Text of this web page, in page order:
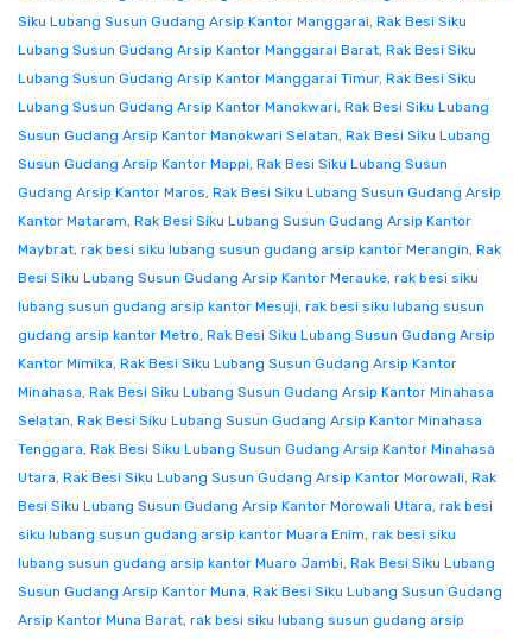
Siku Lubang Susun Gudang Arsip Kantor Manggarai, Rak Besi Siku
Lubang Susun Gudang Arsip Kantor Manggarai Barat, Rak Besi Siku
Lubang Susun Gudang Arsip Kantor Manggarai Timur, Rak Besi Siku
Lubang Susun Gudang Arsip Kantor Manokwari, Rak Besi Siku Lubang
Susun Gudang Arsip Kantor Manokwari Selatan, Rak Besi Siku Lubang
Susun Gudang Arsip Kantor Mappi, Rak Besi Siku Lubang Susun
Gudang Arsip Kantor Maros, Rak Besi Siku Lubang Susun Gudang Arsip
Kantor Mataram, Rak Besi Siku Lubang Susun Gudang Arsip Kantor
Maybrat, rak besi siku lubang susun gudang arsip kantor Merangin, Rak
Besi Siku Lubang Susun Gudang Arsip Kantor Merauke, rak besi siku
lubang susun gudang arsip kantor Mesuji, rak besi siku lubang susun
gudang arsip kantor Metro, Rak Besi Siku Lubang Susun Gudang Arsip
Kantor Mimika, Rak Besi Siku Lubang Susun Gudang Arsip Kantor
Minahasa, Rak Besi Siku Lubang Susun Gudang Arsip Kantor Minahasa
Selatan, Rak Besi Siku Lubang Susun Gudang Arsip Kantor Minahasa
Tenggara, Rak Besi Siku Lubang Susun Gudang Arsip Kantor Minahasa
Utara, Rak Besi Siku Lubang Susun Gudang Arsip Kantor Morowali, Rak
Besi Siku Lubang Susun Gudang Arsip Kantor Morowali Utara, rak besi
siku lubang susun gudang arsip kantor Muara Enim, rak besi siku
lubang susun gudang arsip kantor Muaro Jambi, Rak Besi Siku Lubang
Susun Gudang Arsip Kantor Muna, Rak Besi Siku Lubang Susun Gudang
Arsip Kantor Muna Barat, rak besi siku lubang susun gudang arsip